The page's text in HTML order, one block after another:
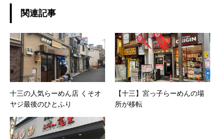
関連記事
十三の人気らーめん店 くそオ
ヤジ最後のひとふり
【十三】宮っ子らーめんの場
所が移転